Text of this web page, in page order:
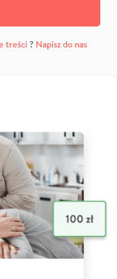
treści? Napisz do nas